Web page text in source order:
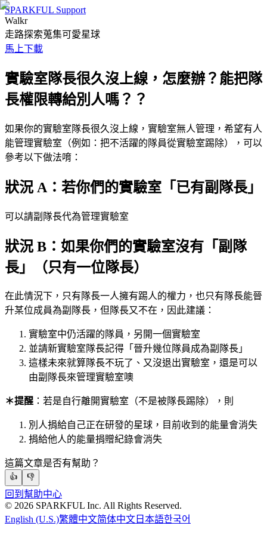
SPARKFUL Support
Walkr
走路探索蒐集可愛星球
馬上下載
實驗室隊長很久沒上線，怎麼辦？能把隊
長權限轉給別人嗎？？
如果你的實驗室隊長很久沒上線，實驗室無人管理，希望有人
能管理實驗室（例如：把不活躍的隊員從實驗室踢除），可以
參考以下做法唷：
狀況 A：若你們的實驗室「已有副隊長」
可以請副隊長代為管理實驗室
狀況 B：如果你們的實驗室沒有「副隊
長」（只有一位隊長）
在此情況下，只有隊長一人擁有踢人的權力，也只有隊長能晉
升某位成員為副隊長，但隊長又不在，因此建議：
實驗室中仍活躍的隊員，另開一個實驗室
並請新實驗室隊長記得「晉升幾位隊員成為副隊長」
這樣未來就算隊長不玩了、又沒退出實驗室，還是可以
由副隊長來管理實驗室噢
＊提醒 ：若是自行離開實驗室（不是被隊長踢除），則
別人捐給自己正在研發的星球，目前收到的能量會消失
捐給他人的能量捐贈紀錄會消失
這篇文章是否有幫助？
👍 👎
回到幫助中心
© 2026 SPARKFUL Inc. All Rights Reserved.
English (U.S.)繁體中文简体中文 日本語한국어